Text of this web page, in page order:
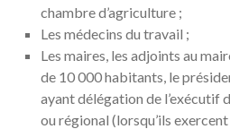
chambre d’agriculture ;
Les médecins du travail ;
Les maires, les adjoints au
de 10 000 habitants, le
ayant délégation de l’exécutif
ou régional (lorsqu’ils